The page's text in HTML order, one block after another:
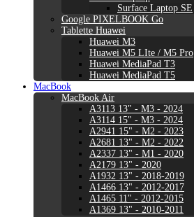
Surface Laptop SE
Google PIXELBOOK Go
Tablette Huawei
Huawei M3
Huawei M5 LIte / M5 Pro
Huawei MediaPad T3
Huawei MediaPad T5
MacBook
MacBook Air
A3113 13" - M3 - 2024
A3114 15" - M3 - 2024
A2941 15" - M2 - 2023
A2681 13" - M2 - 2022
A2337 13" - M1 - 2020
A2179 13" - 2020
A1932 13" - 2018-2019
A1466 13" - 2012-2017
A1465 11" - 2012-2015
A1369 13" - 2010-2011